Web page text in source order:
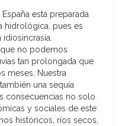
está preparada
hidrológica, pues es
que no podemos
tan prolongada que
meses. Nuestra
una sequía
consecuencias no solo
y sociales de este
históricos, ríos secos,